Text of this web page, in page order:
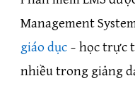
Management
giáo dục– học trực
nhiều trong giảng